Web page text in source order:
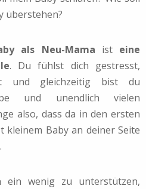
überstehen?
als Neu-Mama ist eine
. Du fühlst dich gestresst,
und gleichzeitig bist du
und unendlich vielen
also, dass da in den ersten
kleinem Baby an deiner Seite
ein wenig zu unterstützen,